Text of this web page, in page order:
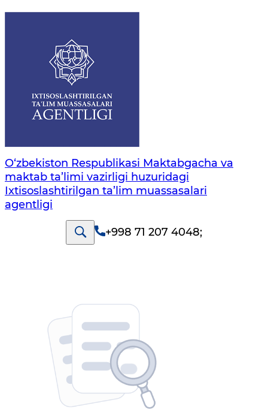
O‘zbekiston Respublikasi Maktabgacha va
maktab ta’limi vazirligi huzuridagi
Ixtisoslashtirilgan ta’lim muassasalari
agentligi
+998 71 207 4048;